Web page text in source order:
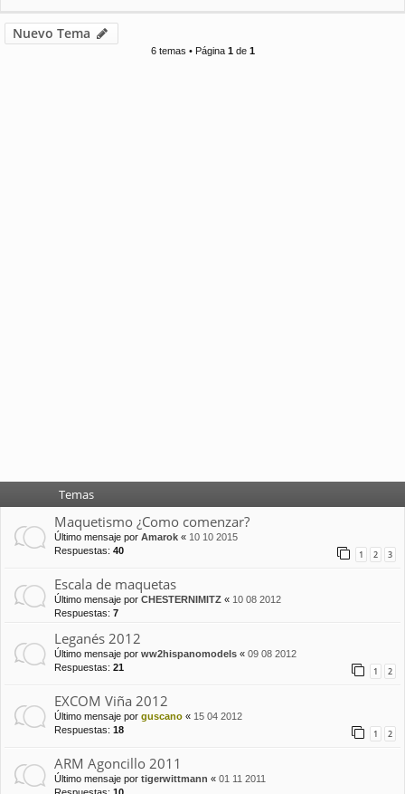
Nuevo Tema
6 temas • Página 1de 1
Temas
Maquetismo ¿Como comenzar?
Último mensaje por Amarok « 10 10 2015
Respuestas: 40 1 2 3
Escala de maquetas
Último mensaje por CHESTERNIMITZ « 10 08 2012
Respuestas: 7
Leganés 2012
Último mensaje por ww2hispanomodels « 09 08 2012
Respuestas: 21 1 2
EXCOM Viña 2012
Último mensaje por guscano « 15 04 2012
Respuestas: 18 1 2
ARM Agoncillo 2011
Último mensaje por tigerwittmann « 01 11 2011